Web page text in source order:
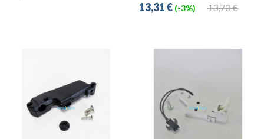
13,73 €
13,31 € (-3%)